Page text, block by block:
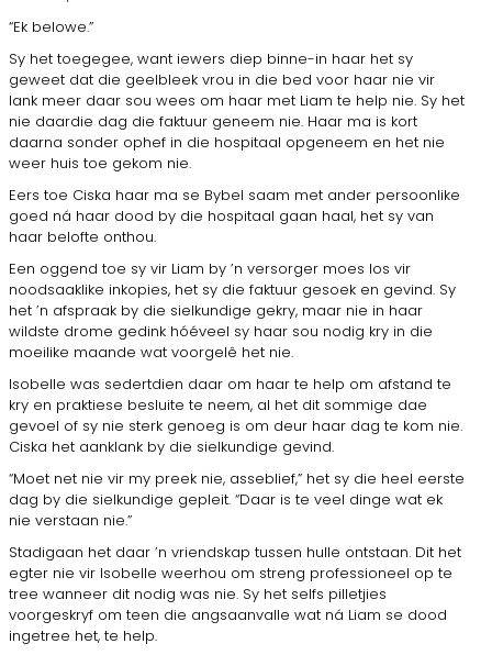
“Ek belowe.”
Sy het toegegee, want iewers diep binne-in haar het sy
geweet dat die geelbleek vrou in die bed voor haar nie vir
lank meer daar sou wees om haar met Liam te help nie. Sy het
nie daardie dag die faktuur geneem nie. Haar ma is kort
daarna sonder ophef in die hospitaal opgeneem en het nie
weer huis toe gekom nie.
Eers toe Ciska haar ma se Bybel saam met ander persoonlike
goed ná haar dood by die hospitaal gaan haal, het sy van
haar belofte onthou.
Een oggend toe sy vir Liam by ’n versorger moes los vir
noodsaaklike inkopies, het sy die faktuur gesoek en gevind. Sy
het ’n afspraak by die sielkundige gekry, maar nie in haar
wildste drome gedink hóéveel sy haar sou nodig kry in die
moeilike maande wat voorgelê het nie.
Isobelle was sedertdien daar om haar te help om afstand te
kry en praktiese besluite te neem, al het dit sommige dae
gevoel of sy nie sterk genoeg is om deur haar dag te kom nie.
Ciska het aanklank by die sielkundige gevind.
“Moet net nie vir my preek nie, asseblief,” het sy die heel eerste
dag by die sielkundige gepleit. “Daar is te veel dinge wat ek
nie verstaan nie.”
Stadigaan het daar ’n vriendskap tussen hulle ontstaan. Dit het
egter nie vir Isobelle weerhou om streng professioneel op te
tree wanneer dit nodig was nie. Sy het selfs pilletjies
voorgeskryf om teen die angsaanvalle wat ná Liam se dood
ingetree het, te help.